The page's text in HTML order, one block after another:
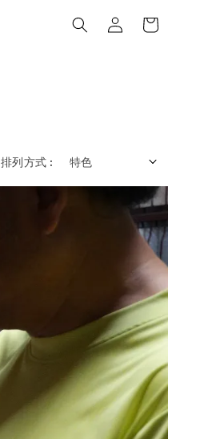
排列方式 :